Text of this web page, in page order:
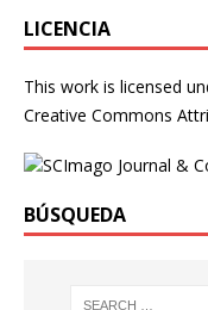
LICENCIA
This work is licensed
Creative Commons
BÚSQUEDA